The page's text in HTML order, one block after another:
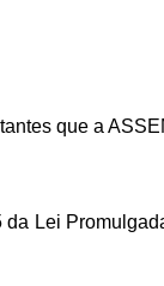
que a
da Lei